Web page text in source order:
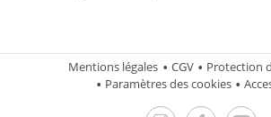
Mentions légales CGV
Protection
Paramètres des cookies